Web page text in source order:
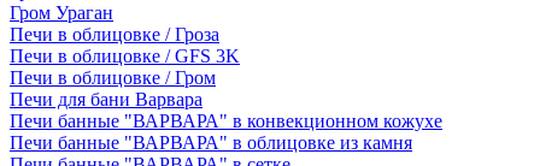
Гром Ураган
Печи в облицовке / Гроза
Печи в облицовке / GFS 3K
Печи в облицовке / Гром
Печи для бани Варвара
Печи банные "ВАРВАРА" в конвекционном кожухе
Печи банные "ВАРВАРА" в облицовке из камня